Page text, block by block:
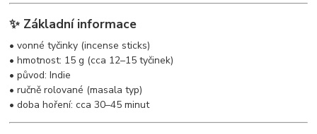
✨ Základní informace
• vonné tyčinky (incense sticks)
• hmotnost: 15 g (cca 12–15 tyčinek)
• původ: Indie
• ručně rolované (masala typ)
• doba hoření: cca 30–45 minut